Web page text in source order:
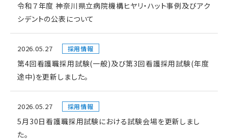
令和７年度 神奈川県立病院機構ヒヤリ・ハット事例及びアク
シデントの公表について
2026.05.27 採用情報
第4回看護職採用試験(一般)及び第3回看護採用試験(年度
途中)を更新しました。
2026.05.27 採用情報
5月30日看護職採用試験における試験会場を更新しまし
た。